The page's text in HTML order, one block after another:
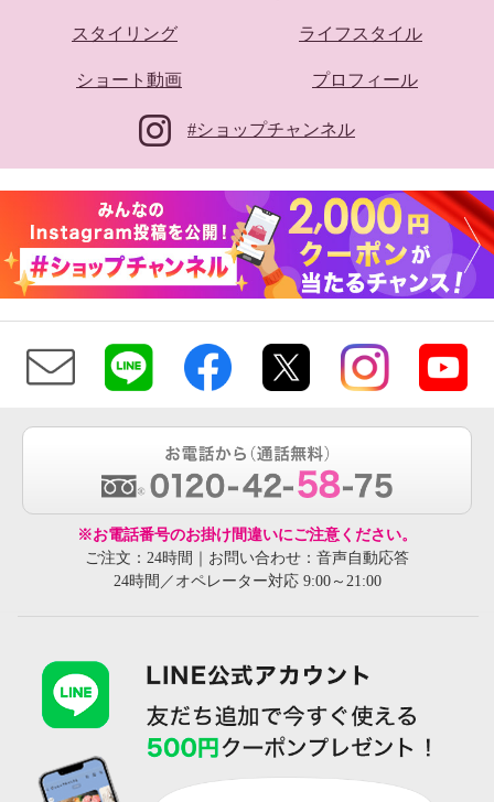
スタイリング ライフスタイル
ショート動画 プロフィール
#ショップチャンネル
※お電話番号のお掛け間違いにご注意ください。
ご注文：24時間｜お問い合わせ：音声自動応答
24時間／オペレーター対応 9:00～21:00